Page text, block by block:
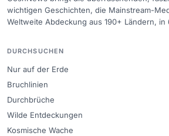
wichtigen Geschichten, die Mainstream-
Weltweite Abdeckung aus 190+ Ländern, in
DURCHSUCHEN
Nur auf der Erde
Bruchlinien
Durchbrüche
Wilde Entdeckungen
Kosmische Wache